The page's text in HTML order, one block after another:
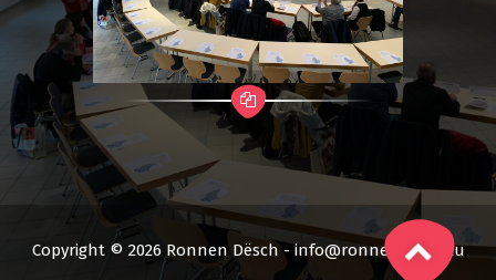
Copyright © 2026 Ronnen Dësch - info@ronnendesch.lu